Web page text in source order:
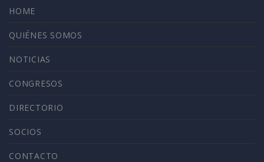
HOME
QUIÉNES SOMOS
NOTICIAS
CONGRESOS
DIRECTORIO
SOCIOS
CONTACTO